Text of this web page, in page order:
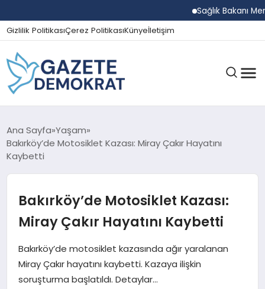
Sağlık Bakanı
Gizlilik PolitikasıÇerez PolitikasıKünyeİletişim
GÜNDEM
EKONOMI
SPOR
MAGAZIN
Ana Sayfa Yaşam
Bakırköy’de Motosiklet Kazası: Miray Çakır Hayatını
Kaybetti
Bakırköy’de Motosiklet Kazası:
Miray Çakır Hayatını Kaybetti
Bakırköy’de motosiklet kazasında ağır yaralanan
Miray Çakır hayatını kaybetti. Kazaya ilişkin
soruşturma başlatıldı. Detaylar…